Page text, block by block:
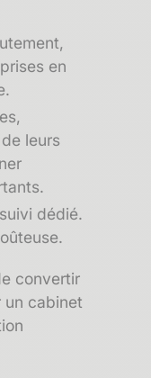
en
leurs
dédié.
convertir
cabinet